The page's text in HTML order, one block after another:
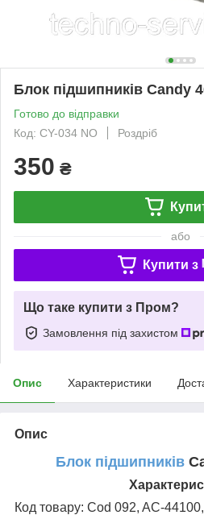
Блок підшипників Candy
Готово до відправки
Код: CY-034 NO
Роздріб
350 ₴
або
Купити з
Що таке купити з Пром?
Замовлення під захистом
Опис Характеристики
Опис
Блок підшипників
Код товару: Cod 092, AC-